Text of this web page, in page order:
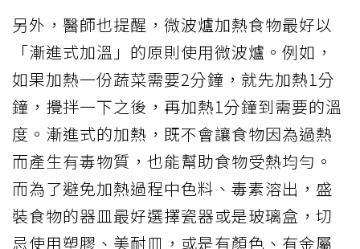
另外，醫師也提醒，微波爐加熱食物最好以
「漸進式加溫」的原則使用微波爐。例如，
如果加熱一份蔬菜需要2分鐘，就先加熱1分
鐘，攪拌一下之後，再加熱1分鐘到需要的溫
度。漸進式的加熱，既不會讓食物因為過熱
而產生有毒物質，也能幫助食物受熱均勻。
而為了避免加熱過程中色料、毒素溶出，盛
裝食物的器皿最好選擇瓷器或是玻璃盒，切
忌使用塑膠、美耐皿，或是有顏色、有金屬